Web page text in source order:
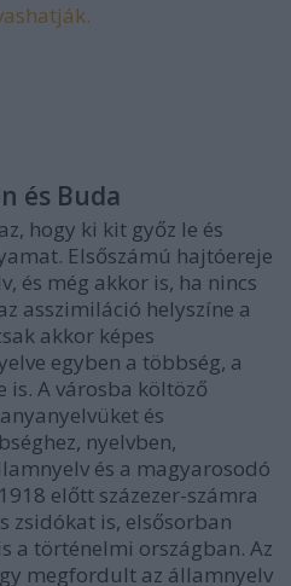
és Buda
hogy ki kit győz le és
Elsőszámú hajtóereje
és még akkor is, ha nincs
asszimiláció helyszíne a
akkor képes
egyben a többség, a
is. A városba költöző
és
nyelvben,
és a magyarosodó
előtt százezer-számra
zsidókat is, elsősorban
a történelmi országban. Az
megfordult az államnyelv